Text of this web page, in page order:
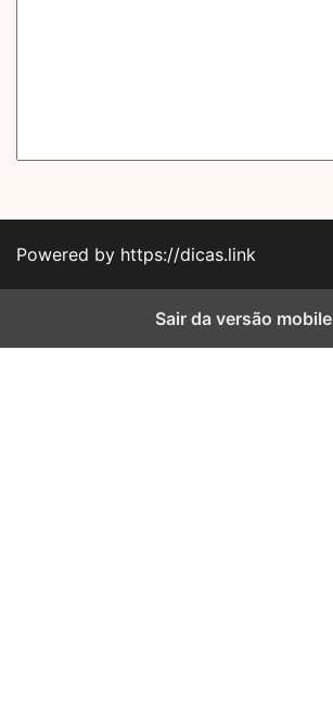
Powered by https://dicas.link
Sair da versão mobile